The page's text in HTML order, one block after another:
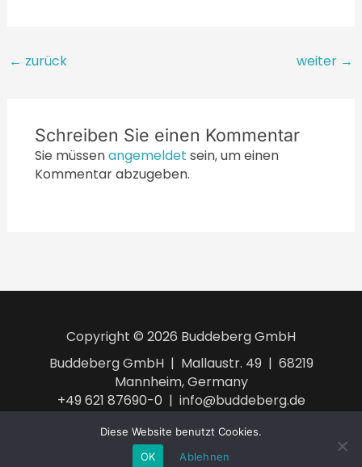
Beitragsnavigation
← zurück weiter →
Schreiben Sie einen Kommentar
Sie müssenangemeldet sein, um einen
Kommentar abzugeben.
Copyright © 2026 Buddeberg GmbH
Buddeberg GmbH | Mallaustr. 49 | 68219
Mannheim, Germany
+49 621 87690-0 | info@buddeberg.de
Impressum Datenschutzerklärung
Diese Website benutzt Cookies.
OK
Ablehnen